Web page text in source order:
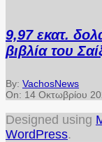
9,97 εκατ.
βιβλία του
By: VachosNews
On: 14 Οκτωβρίου
Designed using
WordPress.